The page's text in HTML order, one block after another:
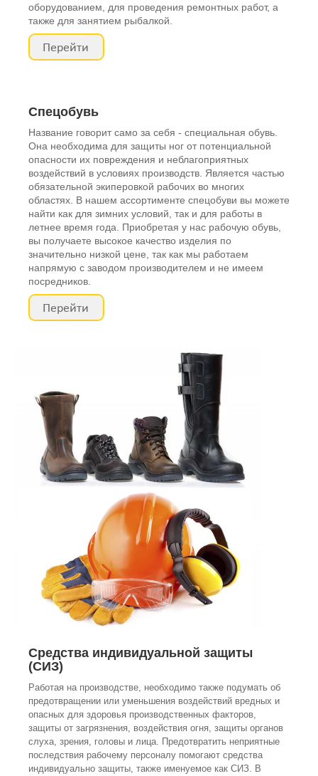
оборудованием, для проведения ремонтных работ, а
также для занятием рыбалкой.
Спецобувь
Название говорит само за себя - специальная обувь.
Она необходима для защиты ног от потенциальной
опасности их повреждения и неблагоприятных
воздействий в условиях производств. Является частью
обязательной экиперовкой рабочих во многих
областях. В нашем ассортименте спецобуви вы можете
найти как для зимних условий, так и для работы в
летнее время года. Приобретая у нас рабочую обувь,
вы получаете высокое качество изделия по
значительно низкой цене, так как мы работаем
напрямую с заводом производителем и не имеем
посредников.
Средства индивидуальной защиты
(СИЗ)
Работая на производстве, необходимо также подумать об
предотвращении или уменьшения воздействий вредных и
опасных для здоровья производственных факторов,
защиты от загрязнения, воздействия огня, защиты органов
слуха, зрения, головы и лица. Предотвратить неприятные
последствия рабочему персоналу помогают средства
индивидуально защиты, также именуемое как СИЗ. В